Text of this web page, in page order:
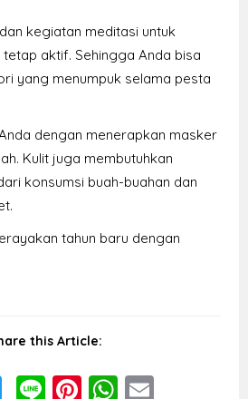
kegiatan meditasi untuk
aktif. Sehingga Anda bisa
yang menumpuk selama pesta
dengan menerapkan masker
Kulit juga membutuhkan
konsumsi buah-buahan dan
tahun baru dengan
this Article:
Twitter
LinePinterest